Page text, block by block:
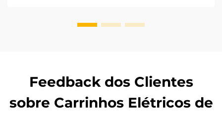
Feedback dos Clientes
sobre Carrinhos Elétricos de